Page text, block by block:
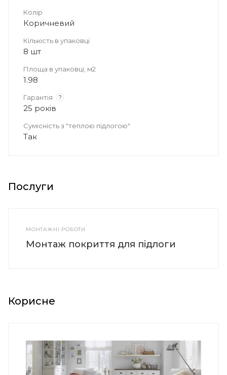
Колір
Коричневий
Кількість в упаковці
8 шт
Площа в упаковці, м2
1.98
Гарантія ?
25 років
Сумісність з "теплою підлогою"
Так
Послуги
МОНТАЖНІ РОБОТИ
Монтаж покриття для підлоги
Корисне